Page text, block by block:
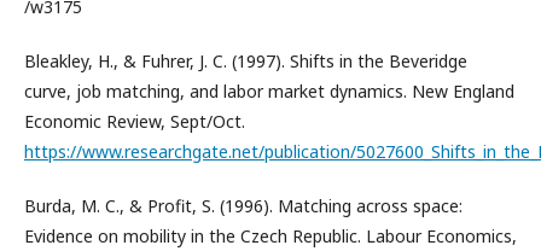
/w3175
Bleakley, H., & Fuhrer, J. C. (1997). Shifts in the Beveridge
curve, job matching, and labor market dynamics. New England
Economic Review, Sept/Oct.
https://www.researchgate.net/publication/
Burda, M. C., & Profit, S. (1996). Matching across space:
Evidence on mobility in the Czech Republic. Labour Economics,